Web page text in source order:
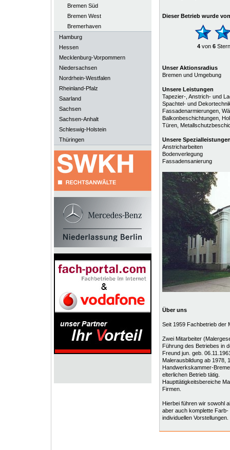
Bremen Süd
Bremen West
Bremerhaven
Hamburg
Hessen
Mecklenburg-Vorpommern
Niedersachsen
Nordrhein-Westfalen
Rheinland-Pfalz
Saarland
Sachsen
Sachsen-Anhalt
Schleswig-Holstein
Thüringen
Dieser Betrieb wurde
4von 6
Unser Aktionsradius
Bremen und Umgebung
Unsere Leistungen
Tapezier-, Anstrich- und
Spachtel- und
Fassadenarmierungen,
Balkonbeschichtungen,
Türen,
Unsere
Anstricharbeiten
Bodenverlegung
Fassadensanierung
Über uns
Seit 1959 Fachbetrieb der
Zwei Mitarbeiter
Führung des Betriebes in
Freund jun. geb.
Malerausbildung ab 1978,
Handwerkskammer-
elterlichen Betrieb tätig.
Haupttätigkeitsbereiche
Firmen.
Hierbei führen wir sowohl
aber auch komplette
individuellen Vorstellungen.